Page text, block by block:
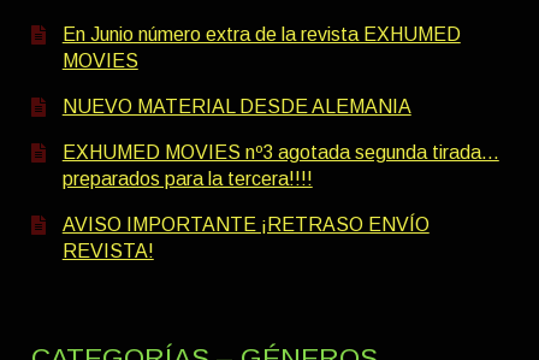
En Junio número extra de la revista EXHUMED
MOVIES
NUEVO MATERIAL DESDE ALEMANIA
EXHUMED MOVIES nº3 agotada segunda tirada…
preparados para la tercera!!!!
AVISO IMPORTANTE ¡RETRASO ENVÍO
REVISTA!